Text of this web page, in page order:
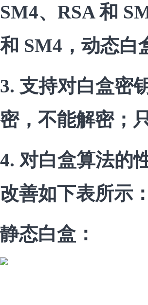
SM4、RSA 和
和 SM4，动态白
3. 支持对白盒密
密，不能解密；
4. 对白盒算法的
改善如下表所示：
静态白盒：